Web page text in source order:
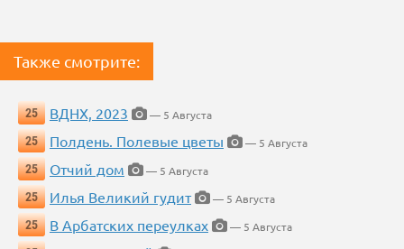
Также смотрите:
25 ВДНХ, 2023
— 5 Августа
25
Полдень. Полевые цветы
— 5 Августа
25
Отчий дом
— 5 Августа
25
Илья Великий гудит
— 5 Августа
25
В Арбатских переулках
— 5 Августа